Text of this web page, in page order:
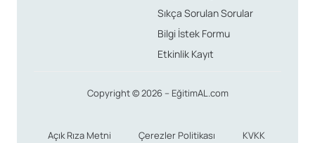
Sıkça Sorulan Sorular
Bilgi İstek Formu
Etkinlik Kayıt
Copyright © 2026 – EğitimAL.com
Açık Rıza Metni Çerezler Politikası KVKK